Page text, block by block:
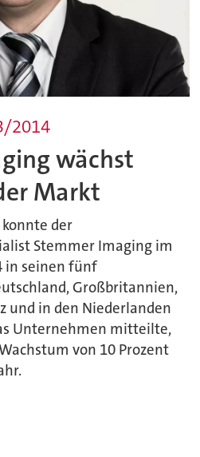
2014
wächst
Markt
der
Stemmer Imaging im
in seinen fünf
Großbritannien,
und in den Niederlanden
Unternehmen mitteilte,
von 10 Prozent